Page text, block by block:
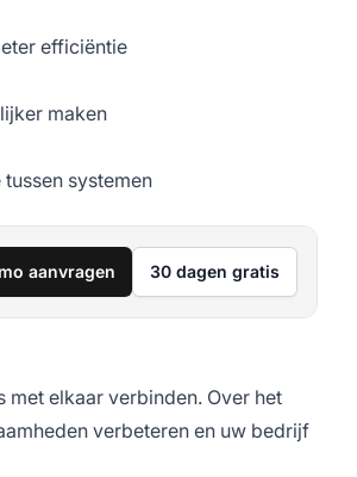
efficiëntie
maken
systemen
aanvragen 30 dagen gratis
met elkaar verbinden. Over het
verbeteren en uw bedrijf